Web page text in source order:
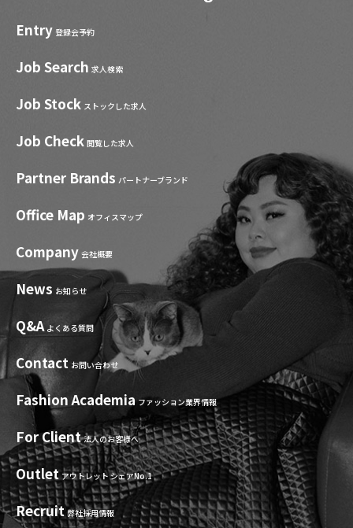
Entry 登録会予約
Job Search 求人検索
Job Stock ストックした求人
Job Check 閲覧した求人
Partner Brands パートナーブランド
Office Map オフィスマップ
Company 会社概要
News お知らせ
Q&A よくある質問
Contact お問い合わせ
Fashion Academia ファッション業界情報
For Client 法人のお客様へ
Outlet アウトレット シェアNo.1
Recruit 弊社採用情報